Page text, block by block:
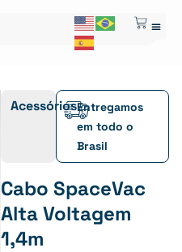
AcessóriosEntregamos
em todo o
Brasil
Cabo SpaceVac
Alta Voltagem
1,4m